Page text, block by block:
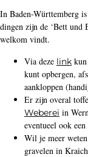
In Baden-Württemberg
dingen zijn de ‘Bett und
welkom vindt.
Via deze link
kunt opbergen,
aankloppen
Er zijn overal
Weberei in
eventueel ook
Wil je meer
gravelen in